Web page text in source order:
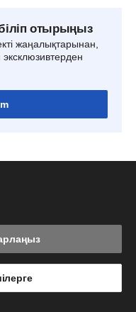
отырыңыз
жаңалықтарынан,